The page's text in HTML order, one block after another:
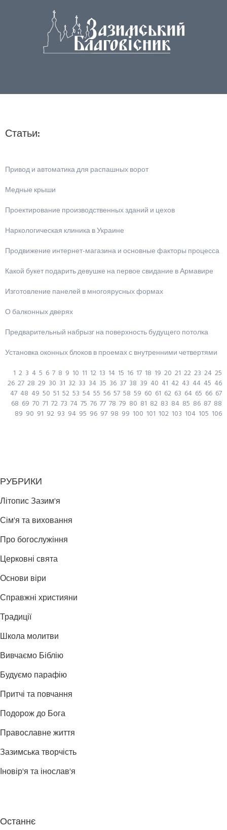
Статьи:
Привод и автоматика для распашных ворот
Медные крыши
Проектирование производственных зданий и цехов
Наркологическая клиника в Украине
Продвижение интернет-магазина и основные факторы процесса
Какой букет подарить девушке на первое свидание в Армавире
Изготовление панелей в многоярусных формах
О балконных дверях
Предварительный набрызг на поверхность будущего потолка
Установка оконных блоков в проемах с внутренними четвертями
1 2 3 4 5 6 7 8 9 10 11 12 13 14 15 16 17 18 19 20 21 22 23 24 25
26 27 28 29 30 31 32 33 34 35 36 37 38 39 40 41 42 43 44 45 46
47 48 49 50 51 52 53 54 55 56 57 58 59 60 61 62 63 64 65 66 67
68 69 70 71 72 73 74 75 76 77 78 79 80 81 82 83 84 85 86 87 88
89 90 91 92 93 94 95 96 97 98 99 100 101 102 103 104 105 106
РУБРИКИ
Літопис Зазим'я
Сім'я та виховання
Про богослужіння
Церковні свята
Основи віри
Справжні християни
Традиції
Школа молитви
Вивчаємо Біблію
Будуємо парафію
Притчі та повчання
Подорож до Бога
Православне життя
Зазимська творчість
Іновір'я та інослав'я
Останнє